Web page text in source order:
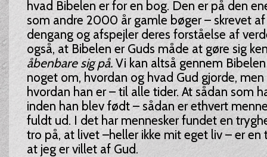
hvad Bibelen er for en bog. Den er på den
som andre 2000 år gamle bøger – skrevet af
dengang og afspejler deres forståelse af
også, at Bibelen er Guds måde at gøre sig
åbenbare sig på.Vi kan altså gennem
noget om, hvordan og hvad Gud gjorde,
hvordan han er – til alle tider. At sådan som
inden han blev født – sådan er ethvert
fuldt ud. I det har mennesker fundet en
tro på, at livet –heller ikke mit eget liv – er
at jeg er villet af Gud.